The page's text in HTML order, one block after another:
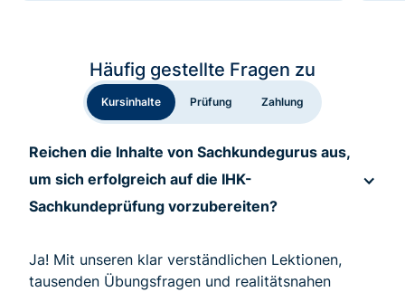
Häufig gestellte Fragen zu
Sachkundegurus
Kursinhalte Prüfung Zahlung
Reichen die Inhalte von Sachkundegurus aus,
um sich erfolgreich auf die IHK-
Sachkundeprüfung vorzubereiten?
Ja! Mit unseren klar verständlichen Lektionen,
tausenden Übungsfragen und realitätsnahen